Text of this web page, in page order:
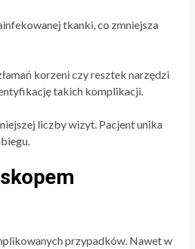
tkanki, co zmniejsza
korzeni czy resztek narzędzi
takich komplikacji.
liczby wizyt. Pacjent unika
przypadków. Nawet w